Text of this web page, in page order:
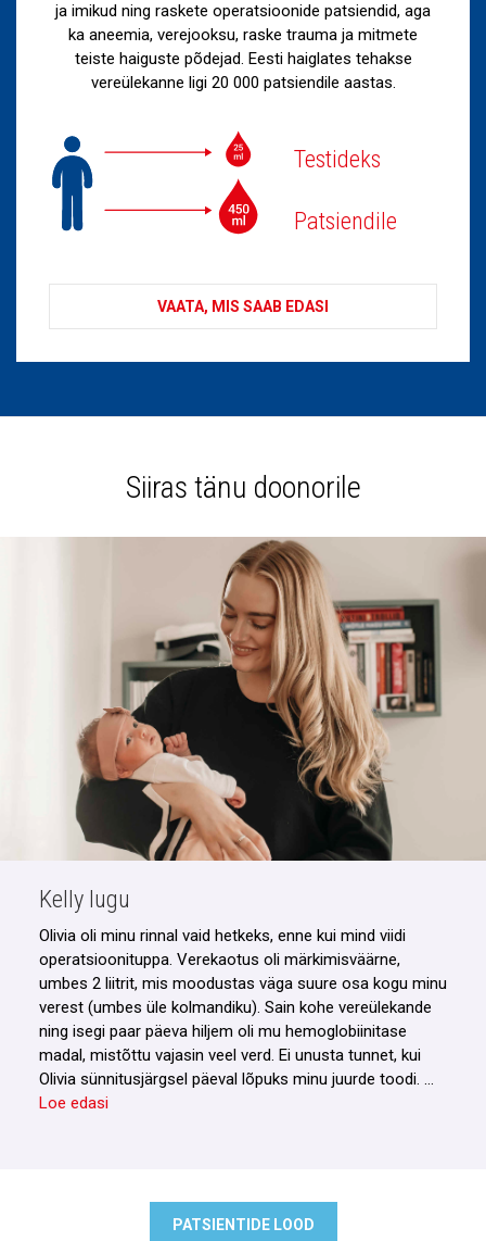
ja imikud ning raskete operatsioonide patsiendid, aga
ka aneemia, verejooksu, raske trauma ja mitmete
teiste haiguste põdejad. Eesti haiglates tehakse
vereülekanne ligi 20 000 patsiendile aastas.
Testideks
Patsiendile
VAATA, MIS SAAB EDASI
Siiras tänu doonorile
Kelly lugu
Olivia oli minu rinnal vaid hetkeks, enne kui mind viidi
operatsioonituppa. Verekaotus oli märkimisväärne,
umbes 2 liitrit, mis moodustas väga suure osa kogu minu
verest (umbes üle kolmandiku). Sain kohe vereülekande
ning isegi paar päeva hiljem oli mu hemoglobiinitase
madal, mistõttu vajasin veel verd. Ei unusta tunnet, kui
Olivia sünnitusjärgsel päeval lõpuks minu juurde toodi. …
Loe edasi
PATSIENTIDE LOOD